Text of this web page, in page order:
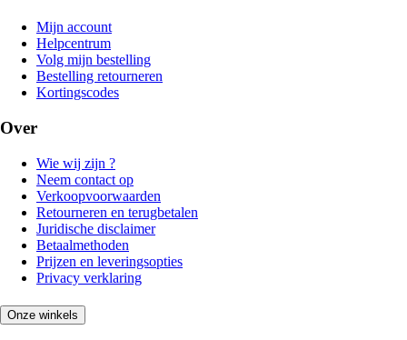
Mijn account
Helpcentrum
Volg mijn bestelling
Bestelling retourneren
Kortingscodes
Over
Wie wij zijn ?
Neem contact op
Verkoopvoorwaarden
Retourneren en terugbetalen
Juridische disclaimer
Betaalmethoden
Prijzen en leveringsopties
Privacy verklaring
Onze winkels